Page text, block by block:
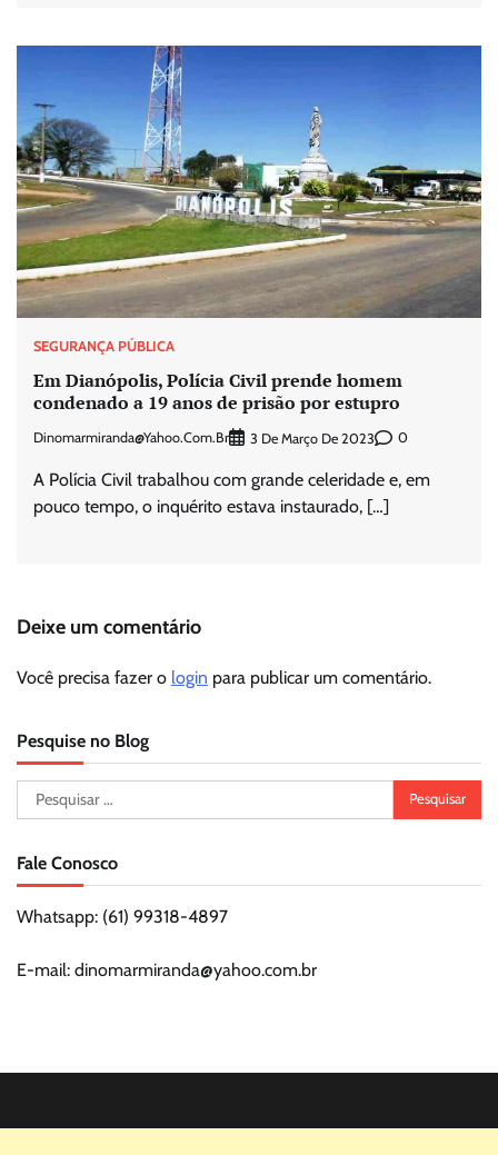
SEGURANÇA PÚBLICA
Em Dianópolis, Polícia Civil prende homem
condenado a 19 anos de prisão por estupro
Dinomarmiranda@yahoo.com.br 3 De Março De 2023 0
A Polícia Civil trabalhou com grande celeridade e, em
pouco tempo, o inquérito estava instaurado, […]
Deixe um comentário
Você precisa fazer o login para publicar um comentário.
Pesquise no Blog
Pesquisar
por:
Fale Conosco
Whatsapp: (61) 99318-4897
E-mail: dinomarmiranda@yahoo.com.br